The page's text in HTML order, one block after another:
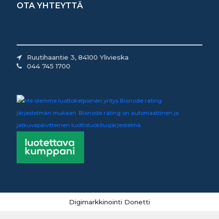
OTA YHTEYTTÄ
Ruutihaantie 3, 84100 Ylivieska
044 745 1700
Digimarkkinointi Donetti